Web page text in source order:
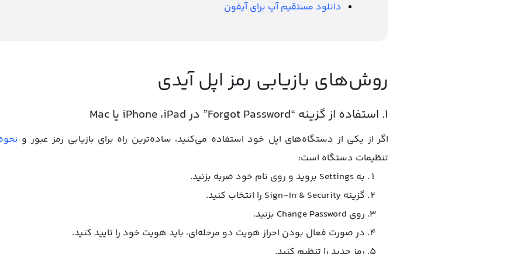
دانلود مستقیم آپ برای آیفون
روش‌های بازیابی رمز اپل آیدی
۱. استفاده از گزینه “Forgot Password” در iPhone ،iPad یا Mac
اگر از یکی از دستگاه‌های اپل خود استفاده می‌کنید، ساده‌ترین راه برای بازیابی رمز عبور و
تنظیمات دستگاه است:
به Settings بروید و روی نام خود ضربه بزنید.
گزینه Sign-In & Security را انتخاب کنید.
روی Change Password بزنید.
در صورت فعال بودن احراز هویت دو مرحله‌ای، باید هویت خود را تایید کنید.